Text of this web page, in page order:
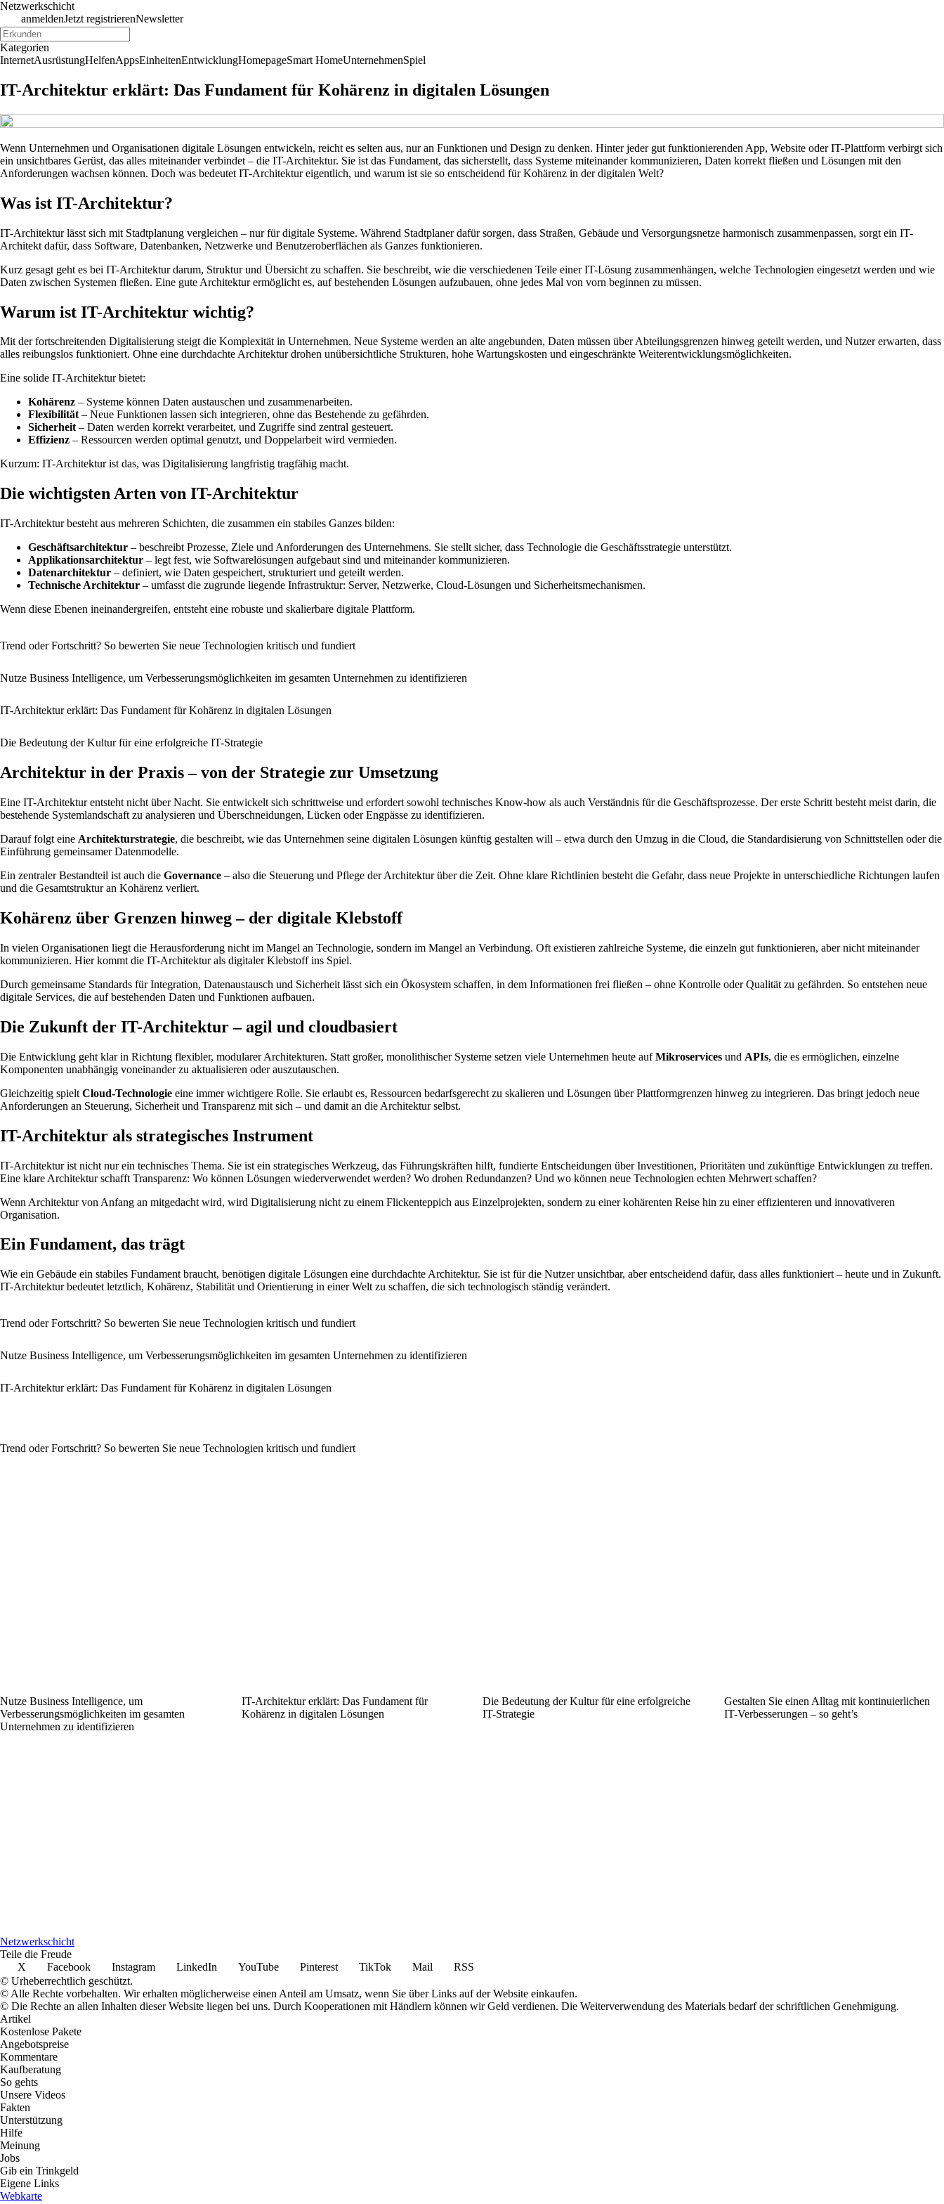
Netzwerkschicht
anmeldenJetzt registrierenNewsletter
Kategorien
InternetAusrüstungHelfenAppsEinheitenEntwicklungHomepageSmart HomeUnternehmenSpiel
IT-Architektur erklärt: Das Fundament für Kohärenz in digitalen Lösungen
Wenn Unternehmen und Organisationen digitale Lösungen entwickeln, reicht es selten aus, nur an Funktionen und Design zu denken. Hinter jeder gut funktionierenden App, Website oder IT-Plattform verbirgt sich
ein unsichtbares Gerüst, das alles miteinander verbindet – die IT-Architektur. Sie ist das Fundament, das sicherstellt, dass Systeme miteinander kommunizieren, Daten korrekt fließen und Lösungen mit den
Anforderungen wachsen können. Doch was bedeutet IT-Architektur eigentlich, und warum ist sie so entscheidend für Kohärenz in der digitalen Welt?
Was ist IT-Architektur?
IT-Architektur lässt sich mit Stadtplanung vergleichen – nur für digitale Systeme. Während Stadtplaner dafür sorgen, dass Straßen, Gebäude und Versorgungsnetze harmonisch zusammenpassen, sorgt ein IT-
Architekt dafür, dass Software, Datenbanken, Netzwerke und Benutzeroberflächen als Ganzes funktionieren.
Kurz gesagt geht es bei IT-Architektur darum, Struktur und Übersicht zu schaffen. Sie beschreibt, wie die verschiedenen Teile einer IT-Lösung zusammenhängen, welche Technologien eingesetzt werden und wie
Daten zwischen Systemen fließen. Eine gute Architektur ermöglicht es, auf bestehenden Lösungen aufzubauen, ohne jedes Mal von vorn beginnen zu müssen.
Warum ist IT-Architektur wichtig?
Mit der fortschreitenden Digitalisierung steigt die Komplexität in Unternehmen. Neue Systeme werden an alte angebunden, Daten müssen über Abteilungsgrenzen hinweg geteilt werden, und Nutzer erwarten, dass
alles reibungslos funktioniert. Ohne eine durchdachte Architektur drohen unübersichtliche Strukturen, hohe Wartungskosten und eingeschränkte Weiterentwicklungsmöglichkeiten.
Eine solide IT-Architektur bietet:
Kohärenz – Systeme können Daten austauschen und zusammenarbeiten.
Flexibilität– Neue Funktionen lassen sich integrieren, ohne das Bestehende zu gefährden.
Sicherheit– Daten werden korrekt verarbeitet, und Zugriffe sind zentral gesteuert.
Effizienz – Ressourcen werden optimal genutzt, und Doppelarbeit wird vermieden.
Kurzum: IT-Architektur ist das, was Digitalisierung langfristig tragfähig macht.
Die wichtigsten Arten von IT-Architektur
IT-Architektur besteht aus mehreren Schichten, die zusammen ein stabiles Ganzes bilden:
Geschäftsarchitektur – beschreibt Prozesse, Ziele und Anforderungen des Unternehmens. Sie stellt sicher, dass Technologie die Geschäftsstrategie unterstützt.
Applikationsarchitektur – legt fest, wie Softwarelösungen aufgebaut sind und miteinander kommunizieren.
Datenarchitektur – definiert, wie Daten gespeichert, strukturiert und geteilt werden.
Technische Architektur – umfasst die zugrunde liegende Infrastruktur: Server, Netzwerke, Cloud-Lösungen und Sicherheitsmechanismen.
Wenn diese Ebenen ineinandergreifen, entsteht eine robuste und skalierbare digitale Plattform.
Trend oder Fortschritt? So bewerten Sie neue Technologien kritisch und fundiert
Nutze Business Intelligence, um Verbesserungsmöglichkeiten im gesamten Unternehmen zu identifizieren
IT-Architektur erklärt: Das Fundament für Kohärenz in digitalen Lösungen
Die Bedeutung der Kultur für eine erfolgreiche IT-Strategie
Architektur in der Praxis – von der Strategie zur Umsetzung
Eine IT-Architektur entsteht nicht über Nacht. Sie entwickelt sich schrittweise und erfordert sowohl technisches Know-how als auch Verständnis für die Geschäftsprozesse. Der erste Schritt besteht meist darin, die
bestehende Systemlandschaft zu analysieren und Überschneidungen, Lücken oder Engpässe zu identifizieren.
Darauf folgt eine Architekturstrategie, die beschreibt, wie das Unternehmen seine digitalen Lösungen künftig gestalten will – etwa durch den Umzug in die Cloud, die Standardisierung von Schnittstellen oder die
Einführung gemeinsamer Datenmodelle.
Ein zentraler Bestandteil ist auch die Governance – also die Steuerung und Pflege der Architektur über die Zeit. Ohne klare Richtlinien besteht die Gefahr, dass neue Projekte in unterschiedliche Richtungen laufen
und die Gesamtstruktur an Kohärenz verliert.
Kohärenz über Grenzen hinweg – der digitale Klebstoff
In vielen Organisationen liegt die Herausforderung nicht im Mangel an Technologie, sondern im Mangel an Verbindung. Oft existieren zahlreiche Systeme, die einzeln gut funktionieren, aber nicht miteinander
kommunizieren. Hier kommt die IT-Architektur als digitaler Klebstoff ins Spiel.
Durch gemeinsame Standards für Integration, Datenaustausch und Sicherheit lässt sich ein Ökosystem schaffen, in dem Informationen frei fließen – ohne Kontrolle oder Qualität zu gefährden. So entstehen neue
digitale Services, die auf bestehenden Daten und Funktionen aufbauen.
Die Zukunft der IT-Architektur – agil und cloudbasiert
Die Entwicklung geht klar in Richtung flexibler, modularer Architekturen. Statt großer, monolithischer Systeme setzen viele Unternehmen heute aufMikroservices und APIs, die es ermöglichen, einzelne
Komponenten unabhängig voneinander zu aktualisieren oder auszutauschen.
Gleichzeitig spielt Cloud-Technologie eine immer wichtigere Rolle. Sie erlaubt es, Ressourcen bedarfsgerecht zu skalieren und Lösungen über Plattformgrenzen hinweg zu integrieren. Das bringt jedoch neue
Anforderungen an Steuerung, Sicherheit und Transparenz mit sich – und damit an die Architektur selbst.
IT-Architektur als strategisches Instrument
IT-Architektur ist nicht nur ein technisches Thema. Sie ist ein strategisches Werkzeug, das Führungskräften hilft, fundierte Entscheidungen über Investitionen, Prioritäten und zukünftige Entwicklungen zu treffen.
Eine klare Architektur schafft Transparenz: Wo können Lösungen wiederverwendet werden? Wo drohen Redundanzen? Und wo können neue Technologien echten Mehrwert schaffen?
Wenn Architektur von Anfang an mitgedacht wird, wird Digitalisierung nicht zu einem Flickenteppich aus Einzelprojekten, sondern zu einer kohärenten Reise hin zu einer effizienteren und innovativeren
Organisation.
Ein Fundament, das trägt
Wie ein Gebäude ein stabiles Fundament braucht, benötigen digitale Lösungen eine durchdachte Architektur. Sie ist für die Nutzer unsichtbar, aber entscheidend dafür, dass alles funktioniert – heute und in Zukunft.
IT-Architektur bedeutet letztlich, Kohärenz, Stabilität und Orientierung in einer Welt zu schaffen, die sich technologisch ständig verändert.
Trend oder Fortschritt? So bewerten Sie neue Technologien kritisch und fundiert
Nutze Business Intelligence, um Verbesserungsmöglichkeiten im gesamten Unternehmen zu identifizieren
IT-Architektur erklärt: Das Fundament für Kohärenz in digitalen Lösungen
Trend oder Fortschritt? So bewerten Sie neue Technologien kritisch und fundiert
Nutze Business Intelligence, um
Verbesserungsmöglichkeiten im gesamten
Unternehmen zu identifizieren
IT-Architektur erklärt: Das Fundament für
Kohärenz in digitalen Lösungen
Die Bedeutung der Kultur für eine erfolgreiche
IT-Strategie
Gestalten Sie einen Alltag mit kontinuierlichen
IT-Verbesserungen – so geht’s
Netzwerkschicht
Teile die Freude
X
Facebook Instagram LinkedIn YouTube Pinterest TikTok Mail
RSS
© Urheberrechtlich geschützt.
© Alle Rechte vorbehalten. Wir erhalten möglicherweise einen Anteil am Umsatz, wenn Sie über Links auf der Website einkaufen.
© Die Rechte an allen Inhalten dieser Website liegen bei uns. Durch Kooperationen mit Händlern können wir Geld verdienen. Die Weiterverwendung des Materials bedarf der schriftlichen Genehmigung.
Artikel
Kostenlose Pakete
Angebotspreise
Kommentare
Kaufberatung
So gehts
Unsere Videos
Fakten
Unterstützung
Hilfe
Meinung
Jobs
Gib ein Trinkgeld
Eigene Links
Webkarte